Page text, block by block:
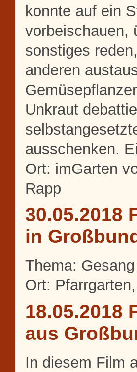
konnte auf ein
vorbeischauen,
sonstiges
anderen
Unkraut
ausschenken.
Ort: imGarten
Rapp
30.05.2018
in
Thema:
Ort:
18.05.2018
aus
In diesem Film